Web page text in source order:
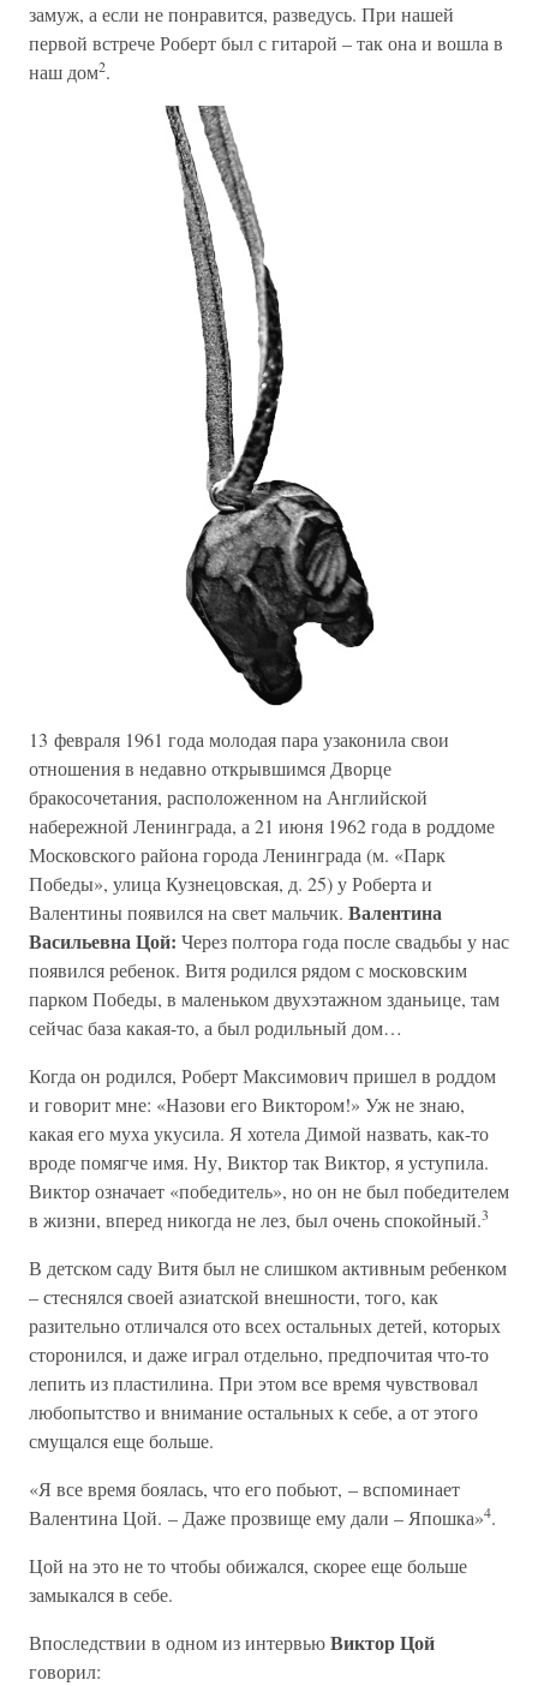
замуж, а если не понравится, разведусь. При нашей
первой встрече Роберт был с гитарой – так она и вошла в
наш дом2.
13 февраля 1961 года молодая пара узаконила свои
отношения в недавно открывшимся Дворце
бракосочетания, расположенном на Английской
набережной Ленинграда, а 21 июня 1962 года в роддоме
Московского района города Ленинграда (м. «Парк
Победы», улица Кузнецовская, д. 25) у Роберта и
Валентины появился на свет мальчик. Валентина
Васильевна Цой: Через полтора года после свадьбы у нас
появился ребенок. Витя родился рядом с московским
парком Победы, в маленьком двухэтажном зданьице, там
сейчас база какая-то, а был родильный дом…
Когда он родился, Роберт Максимович пришел в роддом
и говорит мне: «Назови его Виктором!» Уж не знаю,
какая его муха укусила. Я хотела Димой назвать, как-то
вроде помягче имя. Ну, Виктор так Виктор, я уступила.
Виктор означает «победитель», но он не был победителем
в жизни, вперед никогда не лез, был очень спокойный.3
В детском саду Витя был не слишком активным ребенком
– стеснялся своей азиатской внешности, того, как
разительно отличался ото всех остальных детей, которых
сторонился, и даже играл отдельно, предпочитая что-то
лепить из пластилина. При этом все время чувствовал
любопытство и внимание остальных к себе, а от этого
смущался еще больше.
«Я все время боялась, что его побьют, – вспоминает
Валентина Цой. – Даже прозвище ему дали – Япошка»4.
Цой на это не то чтобы обижался, скорее еще больше
замыкался в себе.
Впоследствии в одном из интервьюВиктор Цой
говорил: